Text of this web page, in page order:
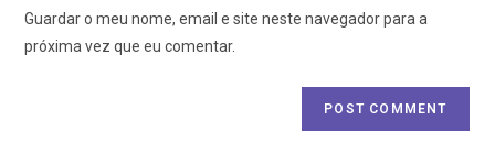
Guardar o meu nome, email e site neste navegador para a
próxima vez que eu comentar.